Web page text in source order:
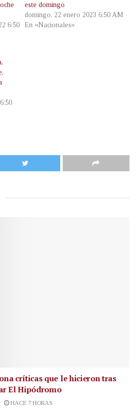
6:50
este domingo
domingo, 22 enero 2023 6:50 AM
En «Nacionales»
críticas que le hicieron tras
El Hipódromo
HACE 7 HORAS